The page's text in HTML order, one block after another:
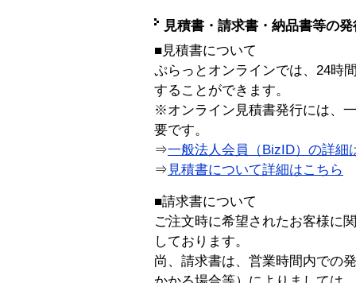
見積書・請求書・納品書等の
■見積書について
ぷらっとオンラインでは、24時
することができます。
※オンライン見積書発行には、
要です。
⇒一般法人会員（BizID）の詳細
⇒ 見積書について詳細はこちら
■請求書について
ご注文時に希望されたお客様に
しております。
尚、請求書は、営業時間内での